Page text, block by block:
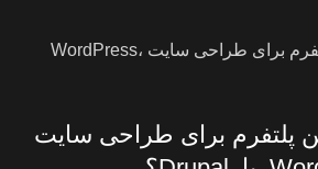
پلتفرم برای طراحی سایت